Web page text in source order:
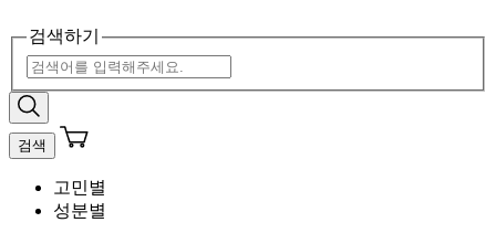
검색하기
검색
고민별
성분별